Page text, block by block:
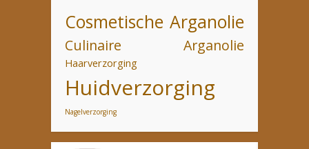
Cosmetische Arganolie
Culinaire Arganolie
Haarverzorging
Huidverzorging
Nagelverzorging